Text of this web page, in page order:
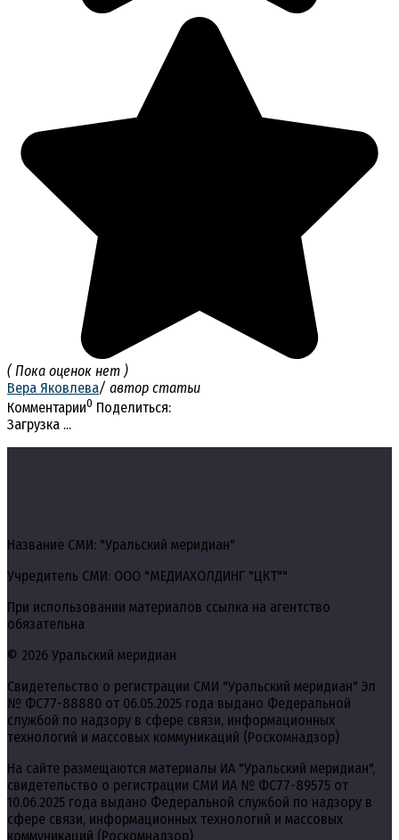
( Пока оценок нет )
Вера Яковлева/ автор статьи
Комментарии0 Поделиться:
Загрузка ...
Название СМИ: "Уральский меридиан"
Учредитель СМИ: ООО "МЕДИАХОЛДИНГ "ЦКТ""
При использовании материалов ссылка на агентство
обязательна
© 2026 Уральский меридиан
Свидетельство о регистрации СМИ "Уральский меридиан" Эл
№ ФС77-88880 от 06.05.2025 года выдано Федеральной
службой по надзору в сфере связи, информационных
технологий и массовых коммуникаций (Роскомнадзор)
На сайте размещаются материалы ИА "Уральский меридиан",
свидетельство о регистрации СМИ ИА № ФС77-89575 от
10.06.2025 года выдано Федеральной службой по надзору в
сфере связи, информационных технологий и массовых
коммуникаций (Роскомнадзор)